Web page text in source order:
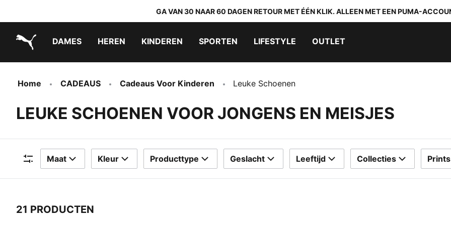
GA VAN 30 NAAR 60 DAGEN RETOUR MET ÉÉN KLIK. ALLEEN MET EEN PUMA-
DAMES HEREN KINDEREN SPORTEN LIFESTYLE OUTLET
Home CADEAUS Cadeaus Voor Kinderen Leuke Schoenen
LEUKE SCHOENEN VOOR JONGENS EN MEISJES
Filters
Maat Kleur Producttype Geslacht Leeftijd Collecties Prints
21 PRODUCTEN